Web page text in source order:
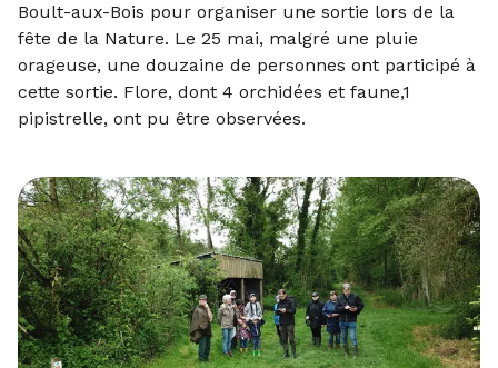
Boult-aux-Bois pour organiser une sortie lors de la
fête de la Nature. Le 25 mai, malgré une pluie
orageuse, une douzaine de personnes ont participé à
cette sortie. Flore, dont 4 orchidées et faune,1
pipistrelle, ont pu être observées.